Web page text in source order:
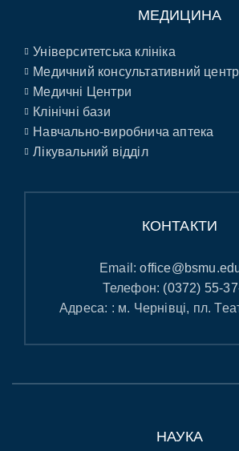
МЕДИЦИНА
Університетська клініка
Медичний консультативний центр
Медичні Центри
Клінічні бази
Навчально-виробнича аптека
Лікувальний відділ
КОНТАКТИ
Email:
Телефон: (0372) 55-
Адреса: : м. Чернівці, пл.
НАУКА